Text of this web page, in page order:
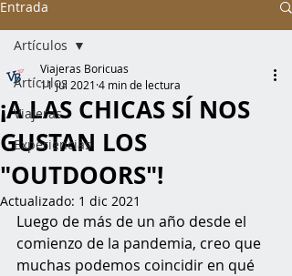
Entrada
Artículos
Viajeras
Experiencias
Artículos
¡A LAS CHICAS SÍ NOS
GUSTAN LOS
"OUTDOORS"!
Viajeras Boricuas
11 jul 2021 4 min de lectura
Actualizado: 1 dic 2021
Luego de más de un año desde el
comienzo de la pandemia, creo que
muchas podemos coincidir en qué